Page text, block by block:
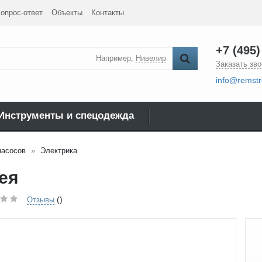
ответ Объекты Контакты
Например, Нивелир
+7
Заказать
и спецодежда
Электрика
Отзывы ()